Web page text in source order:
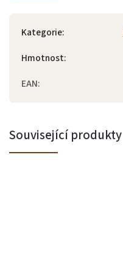
Kategorie:
Hmotnost:
EAN:
Související produkty